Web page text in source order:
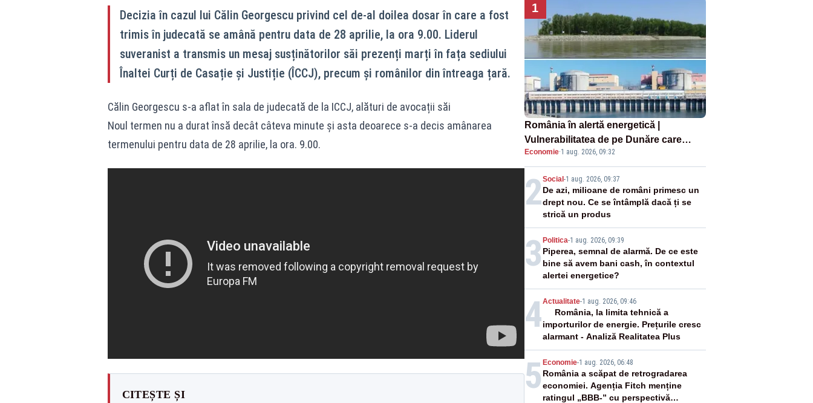
Decizia în cazul lui Călin Georgescu privind cel de-al doilea dosar în care a fost
trimis în judecată se amână pentru data de 28 aprilie, la ora 9.00. Liderul
suveranist a transmis un mesaj susținătorilor săi prezenți marți în fața sediului
Înaltei Curți de Casație și Justiție (ÎCCJ), precum și românilor din întreaga țară.
Călin Georgescu s-a aflat în sala de judecată de la ICCJ, alături de avocații săi
Noul termen nu a durat însă decât câteva minute și asta deoarece s-a decis amânarea
termenului pentru data de 28 aprilie, la ora. 9.00.
CITEȘTE ȘI
1
România în alertă energetică |
Vulnerabilitatea de pe Dunăre care
pune în pericol Centrala Cernavodă era
cunoscută de pe vremea lui Ceaușescu
Economie·1 aug. 2026, 09:32
2Social -1 aug. 2026, 09:37
De azi, milioane de români primesc un
drept nou. Ce se întâmplă dacă ți se
strică un produs
3 Politica-1 aug. 2026, 09:39
Piperea, semnal de alarmă. De ce este
bine să avem bani cash, în contextul
alertei energetice?
4Actualitate-1 aug. 2026, 09:46
România, la limita tehnică a
importurilor de energie. Prețurile cresc
alarmant - Analiză Realitatea Plus
5 Economie-1 aug. 2026, 06:48
România a scăpat de retrogradarea
economiei. Agenția Fitch menține
ratingul „BBB-” cu perspectivă